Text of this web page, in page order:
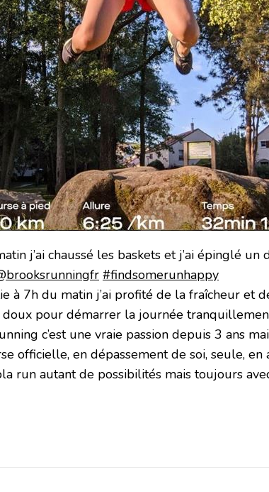
j’ai chaussé les baskets et j’ai épinglé
#findsomerunhappy
à 7h du matin j’ai profité de la fraîcheur et
pour démarrer la journée
c’est une vraie passion depuis 3 ans
officielle, en dépassement de soi, seule, en
run autant de possibilités mais toujours